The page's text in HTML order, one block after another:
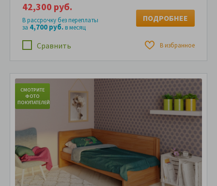
Сравнить В избранное
42,300 руб.
В рассрочку без переплаты
за 4,700 руб.в месяц
ПОДРОБНЕЕ
СМОТРИТЕ
ФОТО
ПОКУПАТЕЛЕЙ